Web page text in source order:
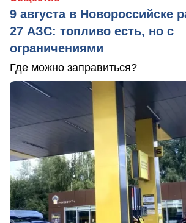
9 августа в Новороссийске
27 АЗС: топливо есть, но с
ограничениями
Где можно заправиться?